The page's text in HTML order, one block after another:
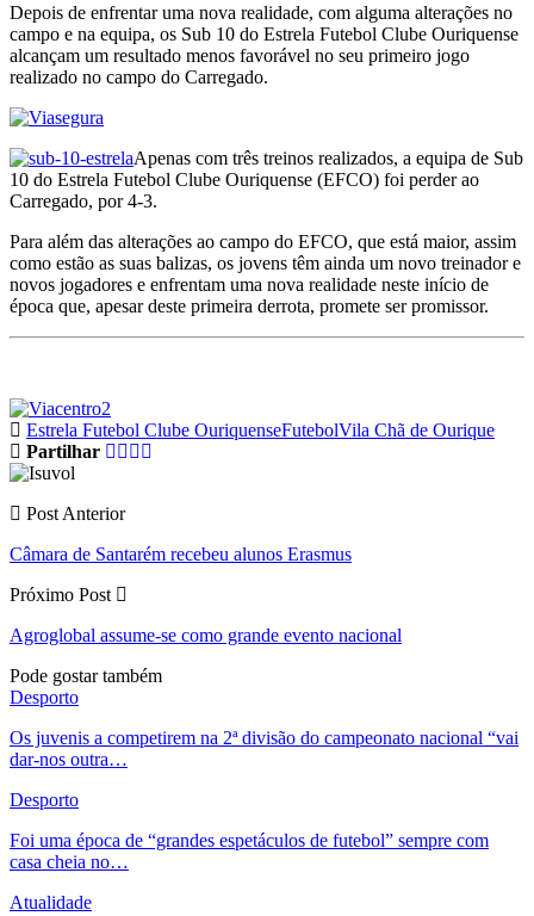
Depois de enfrentar uma nova realidade, com alguma alterações no
campo e na equipa, os Sub 10 do Estrela Futebol Clube Ouriquense
alcançam um resultado menos favorável no seu primeiro jogo
realizado no campo do Carregado.
Apenas com três treinos realizados, a equipa de Sub
10 do Estrela Futebol Clube Ouriquense (EFCO) foi perder ao
Carregado, por 4-3.
Para além das alterações ao campo do EFCO, que está maior, assim
como estão as suas balizas, os jovens têm ainda um novo treinador e
novos jogadores e enfrentam uma nova realidade neste início de
época que, apesar deste primeira derrota, promete ser promissor.
Estrela Futebol Clube OuriquenseFutebolVila Chã de Ourique
Partilhar
Post Anterior
Câmara de Santarém recebeu alunos Erasmus
Próximo Post
Agroglobal assume-se como grande evento nacional
Pode gostar também
Desporto
Os juvenis a competirem na 2ª divisão do campeonato nacional “vai
dar-nos outra…
Desporto
Foi uma época de “grandes espetáculos de futebol” sempre com
casa cheia no…
Atualidade